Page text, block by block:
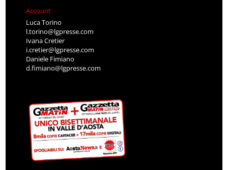
Account
Luca Torino
l.torino@lgpresse.com
Ivana Cretier
i.cretier@lgpresse.com
Daniele Fimiano
d.fimiano@lgpresse.com